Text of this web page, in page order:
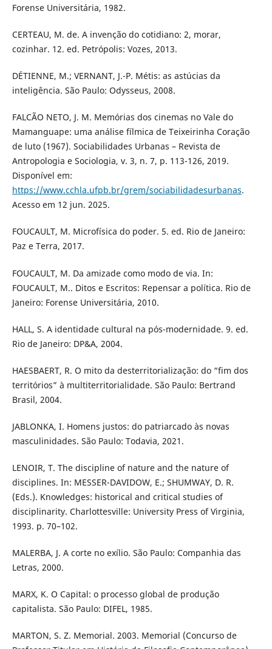
Forense Universitária, 1982.
CERTEAU, M. de. A invenção do cotidiano: 2, morar,
cozinhar. 12. ed. Petrópolis: Vozes, 2013.
DÉTIENNE, M.; VERNANT, J.-P. Métis: as astúcias da
inteligência. São Paulo: Odysseus, 2008.
FALCÃO NETO, J. M. Memórias dos cinemas no Vale do
Mamanguape: uma análise fílmica de Teixeirinha Coração
de luto (1967). Sociabilidades Urbanas – Revista de
Antropologia e Sociologia, v. 3, n. 7, p. 113-126, 2019.
Disponível em:
https://www.cchla.ufpb.br/grem/sociabilidadesurbanas.
Acesso em 12 jun. 2025.
FOUCAULT, M. Microfísica do poder. 5. ed. Rio de Janeiro:
Paz e Terra, 2017.
FOUCAULT, M. Da amizade como modo de via. In:
FOUCAULT, M.. Ditos e Escritos: Repensar a política. Rio de
Janeiro: Forense Universitária, 2010.
HALL, S. A identidade cultural na pós-modernidade. 9. ed.
Rio de Janeiro: DP&A, 2004.
HAESBAERT, R. O mito da desterritorialização: do “fim dos
territórios” à multiterritorialidade. São Paulo: Bertrand
Brasil, 2004.
JABLONKA, I. Homens justos: do patriarcado às novas
masculinidades. São Paulo: Todavia, 2021.
LENOIR, T. The discipline of nature and the nature of
disciplines. In: MESSER-DAVIDOW, E.; SHUMWAY, D. R.
(Eds.). Knowledges: historical and critical studies of
disciplinarity. Charlottesville: University Press of Virginia,
1993. p. 70–102.
MALERBA, J. A corte no exílio. São Paulo: Companhia das
Letras, 2000.
MARX, K. O Capital: o processo global de produção
capitalista. São Paulo: DIFEL, 1985.
MARTON, S. Z. Memorial. 2003. Memorial (Concurso de